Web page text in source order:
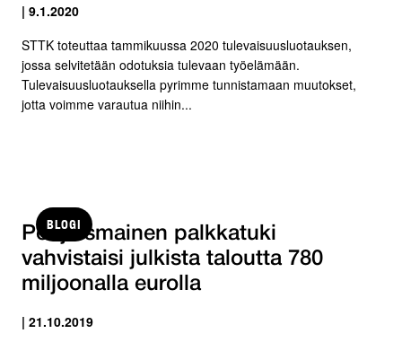
| 9.1.2020
STTK toteuttaa tammikuussa 2020 tulevaisuusluotauksen,
jossa selvitetään odotuksia tulevaan työelämään.
Tulevaisuusluotauksella pyrimme tunnistamaan muutokset,
jotta voimme varautua niihin...
BLOGI
Pohjoismainen palkkatuki
vahvistaisi julkista taloutta 780
miljoonalla eurolla
| 21.10.2019